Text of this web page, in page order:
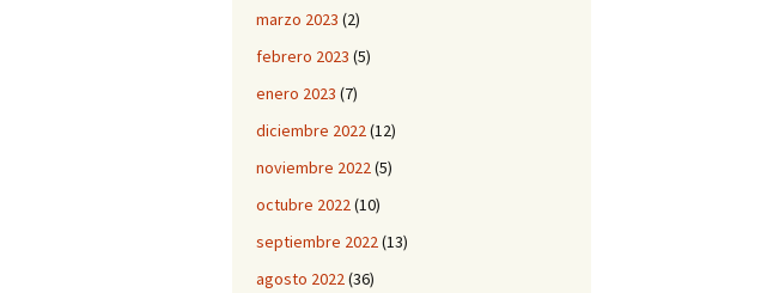
marzo 2023 (2)
febrero 2023 (5)
enero 2023 (7)
diciembre 2022(12)
noviembre 2022(5)
octubre 2022(10)
septiembre 2022(13)
agosto 2022(36)